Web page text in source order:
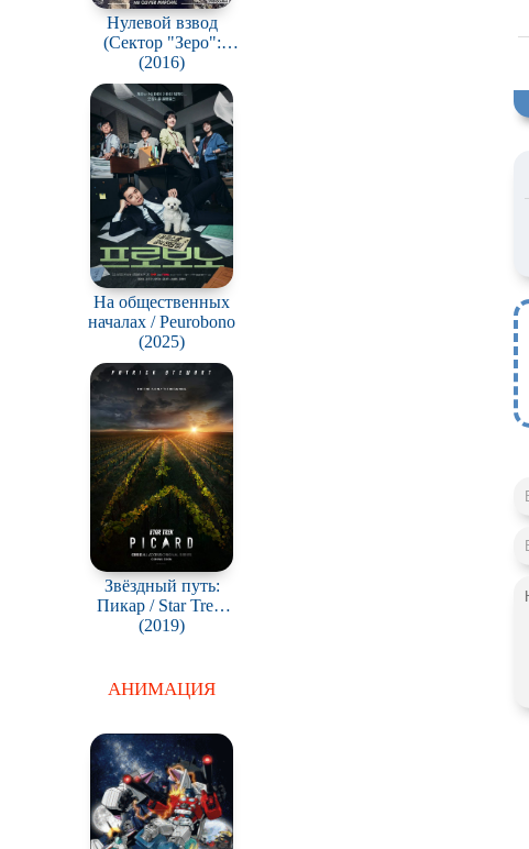
Нулевой взвод
(Сектор "Зеро":
Полиция будущего)
/ Section Zero
(2016)
На общественных
началах / Peurobono
(2025)
Звёздный путь:
Пикар / Star Trek:
Picard
(2019)
АНИМАЦИЯ